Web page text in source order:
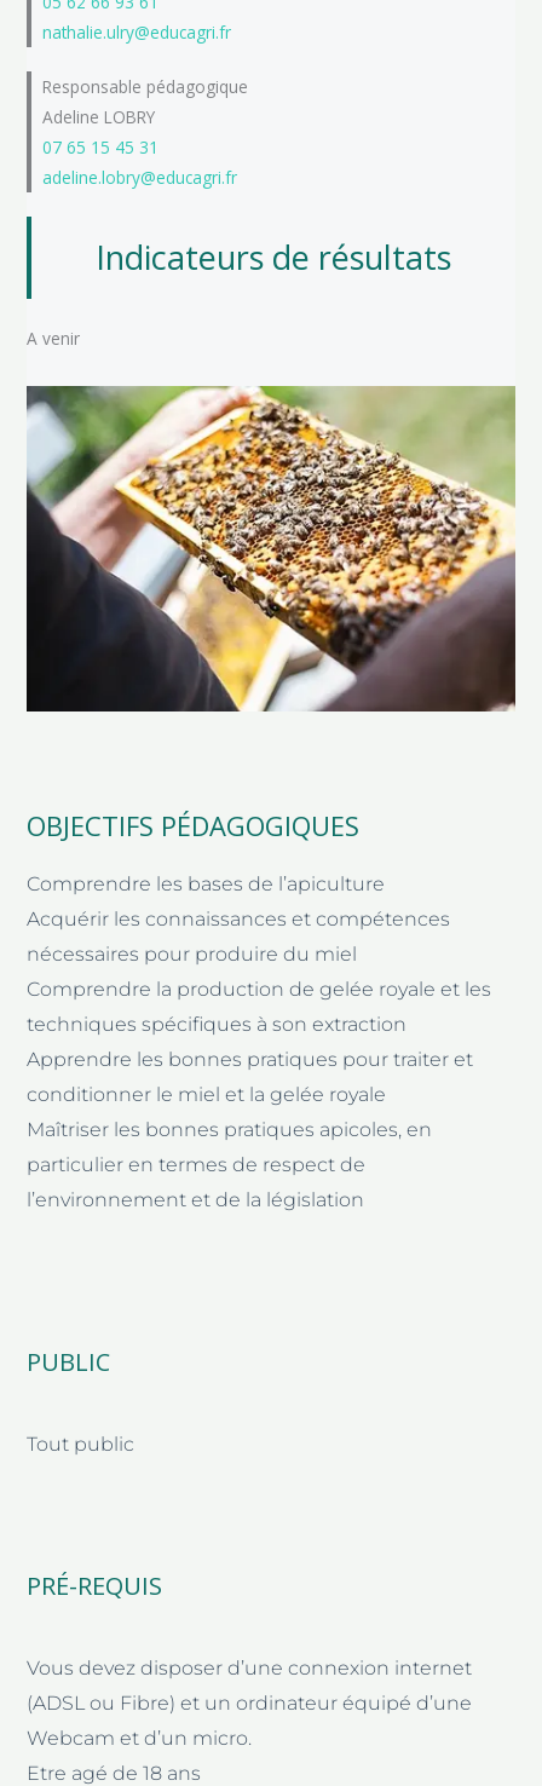
nathalie.ulry@educagri.fr
Responsable pédagogique
Adeline LOBRY
07 65 15 45 31
adeline.lobry@educagri.fr
Indicateurs de résultats
A venir
OBJECTIFS PÉDAGOGIQUES
Comprendre les bases de l’apiculture
Acquérir les connaissances et compétences
nécessaires pour produire du miel
Comprendre la production de gelée royale et les
techniques spécifiques à son extraction
Apprendre les bonnes pratiques pour traiter et
conditionner le miel et la gelée royale
Maîtriser les bonnes pratiques apicoles, en
particulier en termes de respect de
l’environnement et de la législation
PUBLIC
Tout public
PRÉ-REQUIS
Vous devez disposer d’une connexion internet
(ADSL ou Fibre) et un ordinateur équipé d’une
Webcam et d’un micro.
Etre agé de 18 ans